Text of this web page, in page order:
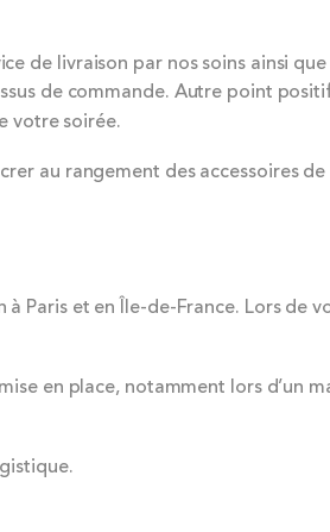
de livraison par nos soins ainsi
de commande. Autre point
votre soirée.
au rangement des accessoires
Paris et en Île-de-France. Lors de
en place, notamment lors d’un